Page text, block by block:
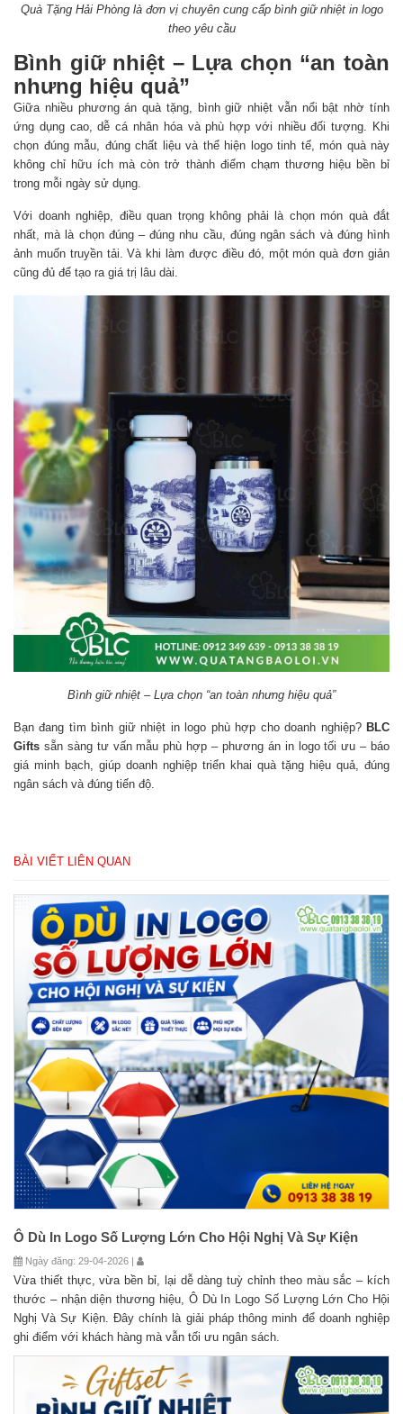
Quà Tặng Hải Phòng là đơn vị chuyên cung cấp bình giữ nhiệt in logo
theo yêu cầu
Bình giữ nhiệt – Lựa chọn “an toàn
nhưng hiệu quả”
Giữa nhiều phương án quà tặng, bình giữ nhiệt vẫn nổi bật nhờ tính
ứng dụng cao, dễ cá nhân hóa và phù hợp với nhiều đối tượng. Khi
chọn đúng mẫu, đúng chất liệu và thể hiện logo tinh tế, món quà này
không chỉ hữu ích mà còn trở thành điểm chạm thương hiệu bền bỉ
trong mỗi ngày sử dụng.
Với doanh nghiệp, điều quan trọng không phải là chọn món quà đắt
nhất, mà là chọn đúng – đúng nhu cầu, đúng ngân sách và đúng hình
ảnh muốn truyền tải. Và khi làm được điều đó, một món quà đơn giản
cũng đủ để tạo ra giá trị lâu dài.
Bình giữ nhiệt – Lựa chọn “an toàn nhưng hiệu quả”
Bạn đang tìm bình giữ nhiệt in logo phù hợp cho doanh nghiệp? BLC
Gifts sẵn sàng tư vấn mẫu phù hợp – phương án in logo tối ưu – báo
giá minh bạch, giúp doanh nghiệp triển khai quà tặng hiệu quả, đúng
ngân sách và đúng tiến độ.
BÀI VIẾT LIÊN QUAN
Ô Dù In Logo Số Lượng Lớn Cho Hội Nghị Và Sự Kiện
Ngày đăng: 29-04-2026 |
Vừa thiết thực, vừa bền bỉ, lại dễ dàng tuỳ chỉnh theo màu sắc – kích
thước – nhận diện thương hiệu, Ô Dù In Logo Số Lượng Lớn Cho Hội
Nghị Và Sự Kiện. Đây chính là giải pháp thông minh để doanh nghiệp
ghi điểm với khách hàng mà vẫn tối ưu ngân sách.